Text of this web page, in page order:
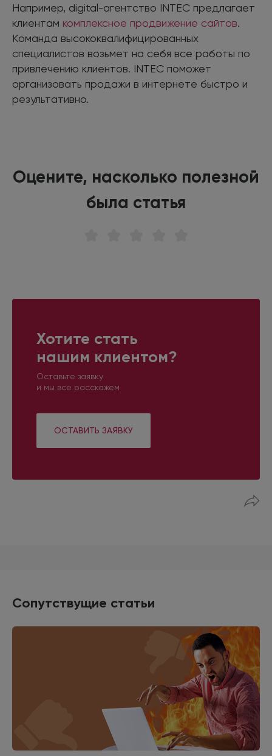
Например, digital-агентство INTEC предлагает
клиентам комплексное продвижение сайтов.
Команда высококвалифицированных
специалистов возьмет на себя все работы по
привлечению клиентов. INTEC поможет
организовать продажи в интернете быстро и
результативно.
Оцените, насколько полезной
была статья
Хотите стать
нашим клиентом?
Оставьте заявку
и мы все расскажем
ОСТАВИТЬ ЗАЯВКУ
Сопутствущие статьи